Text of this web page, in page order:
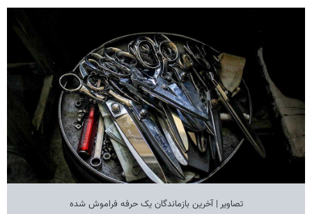
تصاویر | آخرین بازماندگان یک حرفه فراموش شده